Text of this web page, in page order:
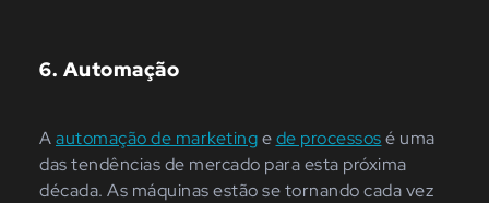
6. Automação
Aautomação de marketingede processosé uma
das tendências de mercado para esta próxima
década. As máquinas estão se tornando cada vez